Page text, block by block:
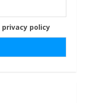
policy